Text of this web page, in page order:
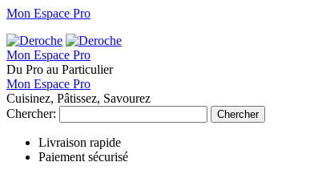
Mon Espace Pro
Mon Espace Pro
Du Pro au Particulier
Mon Espace Pro
Cuisinez, Pâtissez, Savourez
Chercher:
Chercher
Livraison rapide
Paiement sécurisé